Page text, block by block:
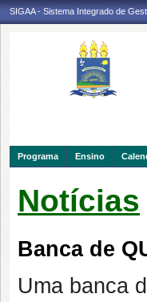
SIGAA - Sistema Integrado de
Programa Ensino
Notícias
Banca de
Uma banca